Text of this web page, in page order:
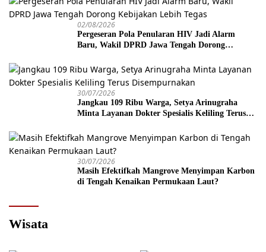
02/08/2026
Pergeseran Pola Penularan HIV Jadi Alarm
Baru, Wakil DPRD Jawa Tengah Dorong
30/07/2026
Jangkau 109 Ribu Warga, Setya Arinugraha
Minta Layanan Dokter Spesialis Keliling Terus
30/07/2026
Masih Efektifkah Mangrove Menyimpan Karbon
di Tengah Kenaikan Permukaan Laut?
Wisata